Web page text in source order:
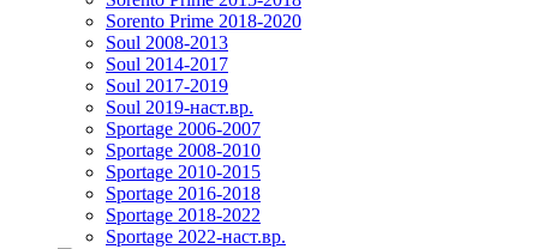
Sorento Prime 2018-2020
Soul 2008-2013
Soul 2014-2017
Soul 2017-2019
Soul 2019-наст.вр.
Sportage 2006-2007
Sportage 2008-2010
Sportage 2010-2015
Sportage 2016-2018
Sportage 2018-2022
Sportage 2022-наст.вр.